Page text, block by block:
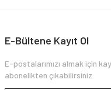
E-Bültene Kayıt Ol
E-postalarımızı almak için
abonelikten çıkabilirsiniz.